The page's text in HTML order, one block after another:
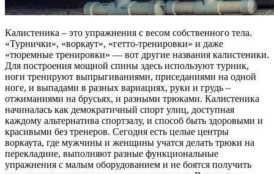
Калистеника – это упражнения с весом собственного тела.
«Турнички», «воркаут», «гетто-тренировки» и даже
«тюремные тренировки» — вот другие названия калистеники.
Для построения мощной спины здесь используют турник,
ноги тренируют выпрыгиваниями, приседаниями на одной
ноге, и выпадами в разных вариациях, руки и грудь –
отжиманиями на брусьях, и разными трюками. Калистеника
начиналась как демократичный спорт улиц, доступная
каждому альтернатива спортзалу, и способ быть здоровыми и
красивыми без тренеров. Сегодня есть целые центры
воркаута, где мужчины и женщины учатся делать трюки на
перекладине, выполняют разные функциональные
упражнения с малым оборудованием и не боятся получить